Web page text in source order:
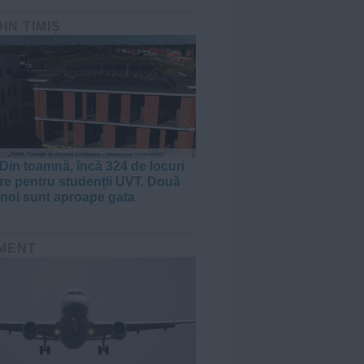
toamnă, încă 324 de locuri
pentru studenții UVT. Două
sunt aproape gata